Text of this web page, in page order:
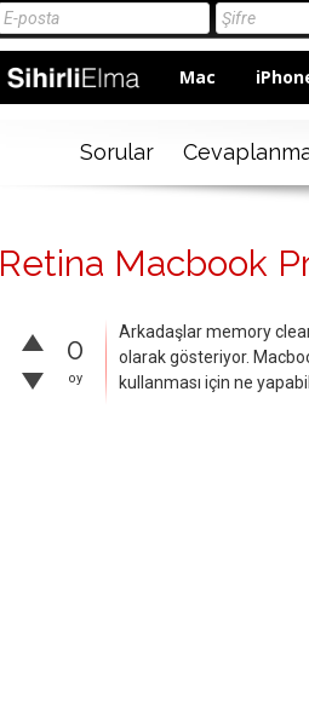
Mac
Sorular
Retina Macbook
0
oy
Arkadaşlar memory
olarak gösteriyor.
kullanması için ne